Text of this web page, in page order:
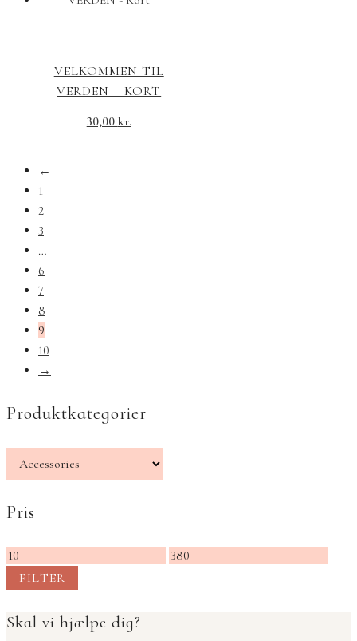
VELKOMMEN TIL
VERDEN – KORT
30,00 kr.
←
1
2
3
…
6
7
8
9
10
→
Produktkategorier
Pris
Mindste
pris
Højeste
FILTER
Skal vi hjælpe dig?